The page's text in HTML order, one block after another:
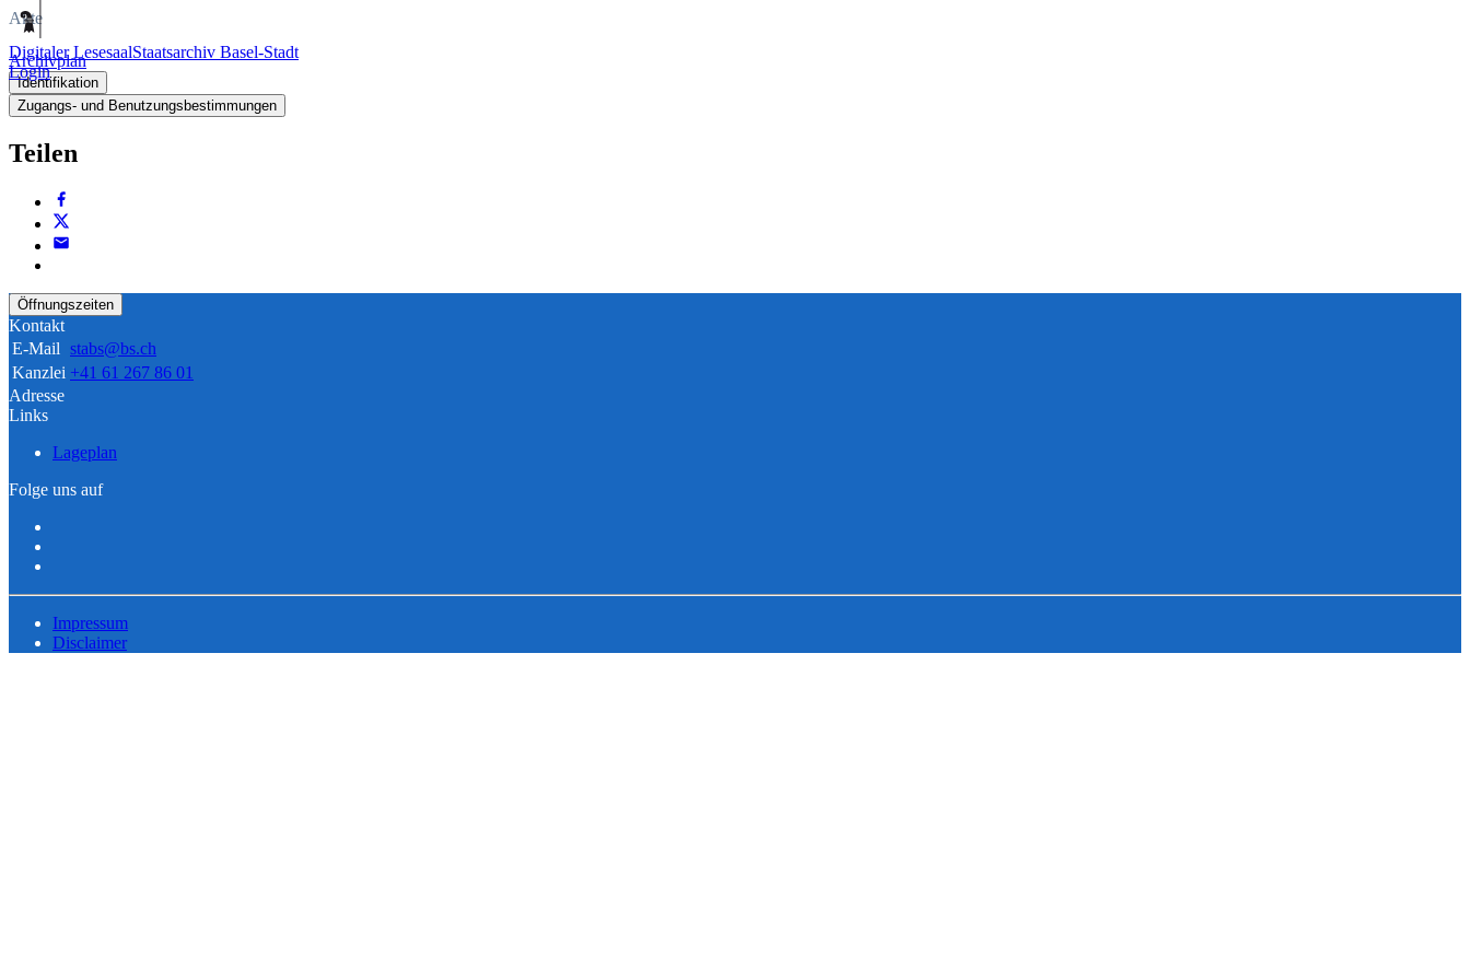
Digitaler LesesaalStaatsarchiv Basel-Stadt
Login
Akte
Archivplan
Identifikation
Zugangs- und Benutzungsbestimmungen
Teilen
Öffnungszeiten
Kontakt
E-Mail stabs@bs.ch
Kanzlei +41 61 267 86 01
Adresse
Links
Lageplan
Folge uns auf
Impressum
Disclaimer